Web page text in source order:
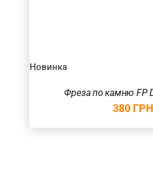
Новинка
Фреза по камню FP
380 ГРН